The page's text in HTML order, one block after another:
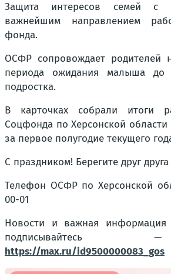
Защита интересов семей с
важнейшим направлением
фонда.
ОСФР сопровождает родителей
периода ожидания малыша до
подростка.
В карточках собрали итоги
Соцфонда по Херсонской области
за первое полугодие текущего
С праздником! Берегите друг
Телефон ОСФР по Херсонской
00-01
Новости и важная
https://max.ru/id9500000083_gos